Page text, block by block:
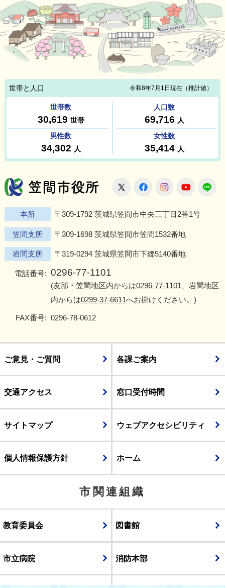
笠間市役所
X FacebookInstagram
本所 〒309-1792 茨城県笠間市中央三丁目2番1号
笠間支所 〒309-1698 茨城県笠間市笠間1532番地
岩間支所 〒319-0294 茨城県笠間市下郷5140番地
電話番号: 0296-77-1101
(友部・笠間地区内からは0296-77-1101 、岩間地区
内からは0299-37-6611へお掛けください。)
FAX番号: 0296-78-0612
ご意見・ご質問 各課ご案内
交通アクセス 窓口受付時間
サイトマップ ウェブアクセシビリティ
個人情報保護方針 ホーム
市関連組織
教育委員会 図書館
市立病院 消防本部